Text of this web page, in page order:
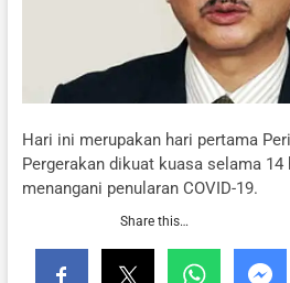
Hari ini merupakan hari pertama
Pergerakan dikuat kuasa selama 14
menangani penularan COVID-19.
Share this…